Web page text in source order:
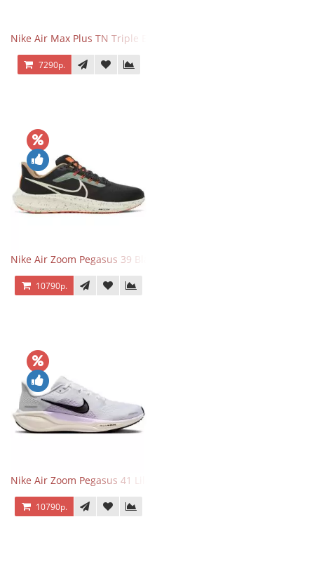
Nike Air Max Plus TN Triple Black
7290р.
Nike Air Zoom Pegasus 39 Black White Orange
10790р.
Nike Air Zoom Pegasus 41 Lilac Bloom
10790р.